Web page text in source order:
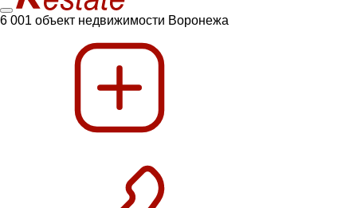
6 001 объект недвижимости Воронежа